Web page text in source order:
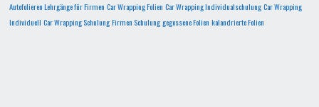
Autofolieren Lehrgänge für Firmen Car Wrapping Folien Car Wrapping Individualschulung Car Wrapping
Individuell Car Wrapping Schulung Firmen Schulung gegossene Folien kalandrierte Folien